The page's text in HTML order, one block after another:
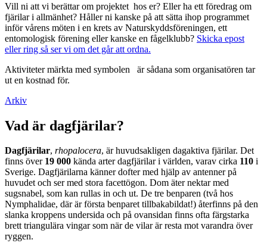
Vill ni att vi berättar om projektet hos er? Eller ha ett föredrag om
fjärilar i allmänhet? Håller ni kanske på att sätta ihop programmet
inför vårens möten i en krets av Naturskyddsföreningen, ett
entomologisk förening eller kanske en fågelklubb? Skicka epost
eller ring så ser vi om det går att ordna.
Aktiviteter märkta med symbolen
är sådana som organisatören tar
ut en kostnad för.
Arkiv
Vad är dagfjärilar?
Dagfjärilar, rhopalocera, är huvudsakligen dagaktiva fjärilar. Det
finns över 19 000 kända arter dagfjärilar i världen, varav cirka 110 i
Sverige. Dagfjärilarna känner dofter med hjälp av antenner på
huvudet och ser med stora facettögon. Dom äter nektar med
sugsnabel, som kan rullas in och ut. De tre benparen (två hos
Nymphalidae, där är första benparet tillbakabildat!) återfinns på den
slanka kroppens undersida och på ovansidan finns ofta färgstarka
brett triangulära vingar som när de vilar är resta mot varandra över
ryggen.